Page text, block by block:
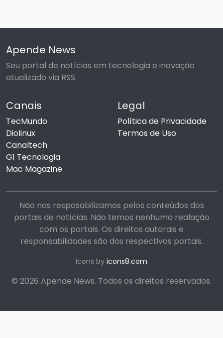
Apende News
Seu portal de notícias em tecnologia e inovação
atualizado via RSS.
Canais
TecMundo
Diolinux
Canaltech
G1 Tecnologia
Mac Magazine
Legal
Política de Privacidade
Termos de Uso
Não nos resposabilizamos pelos conteúdos dos
portais de notícias. Não temos nenhuma realação
com os portais. Os direitos autorais e
responsabilidades são dos respectivos portais.
Icons by icons8.com
© 2026 Apende News. Todos os direitos reservados.